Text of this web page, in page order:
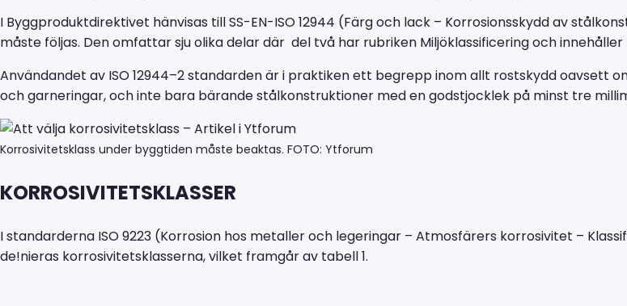
I Byggproduktdirektivet hänvisas till SS-EN-ISO 12944 (Färg och lack – Korrosionsskydd av
måste följas. Den omfattar sju olika delar där del två har rubriken Miljöklassificering och
Användandet av ISO 12944–2 standarden är i praktiken ett begrepp inom allt rostskydd
och garneringar, och inte bara bärande stålkonstruktioner med en godstjocklek på minst tre
Korrosivitetsklass under byggtiden måste beaktas. FOTO: Ytforum
KORROSIVITETSKLASSER
I standarderna ISO 9223 (Korrosion hos metaller och legeringar – Atmosfärers korrosivitet –
de!nieras korrosivitetsklasserna, vilket framgår av tabell 1.